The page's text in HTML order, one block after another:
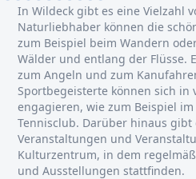
In Wildeck gibt es eine Vielzahl
Naturliebhaber können die
zum Beispiel beim Wandern
Wälder und entlang der Flüsse.
zum Angeln und zum
Sportbegeisterte können sich in
engagieren, wie zum Beispiel
Tennisclub. Darüber hinaus gibt
Veranstaltungen und
Kulturzentrum, in dem
und Ausstellungen stattfinden.